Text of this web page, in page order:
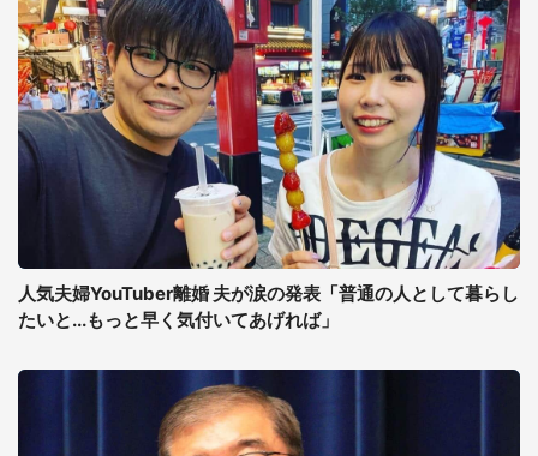
人気夫婦YouTuber離婚 夫が涙の発表「普通の人として暮らし
たいと...もっと早く気付いてあげれば」